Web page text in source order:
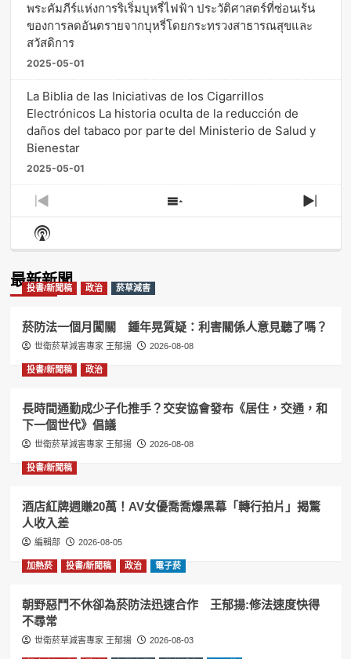
พระคัมภีร์แห่งการริเริ่มบุหรี่ไฟฟ้า ประวัติศาสตร์ที่ซ่อนเร้น
ของการลดอันตรายจากบุหรี่โดยกระทรวงสาธารณสุขและ
สวัสดิการ
2025-05-01
La Biblia de las Iniciativas de los Cigarrillos
Electrónicos La historia oculta de la reducción de
daños del tabaco por parte del Ministerio de Salud y
Bienestar
2025-05-01
Previous
Episode
Show
Episodes
Next
Show
Podcast
最新新聞
投書/新聞稿 政治 菸草減害
菸防法一個月闖關 鍾年晃質疑：利害關係人意見聽了嗎？
世衛菸草減害專家 王郁揚 2026-08-08
投書/新聞稿 政治
長時間通勤成少子化推手？交安協會發布《居住，交通，和
下一個世代》倡議
世衛菸草減害專家 王郁揚 2026-08-08
投書/新聞稿
酒店紅牌週賺20萬！AV女優喬喬爆黑幕「轉行拍片」揭驚
人收入差
編輯部 2026-08-05
加熱菸 投書/新聞稿 政治 電子菸
朝野惡鬥不休卻為菸防法迅速合作 王郁揚:修法速度快得
不尋常
世衛菸草減害專家 王郁揚 2026-08-03